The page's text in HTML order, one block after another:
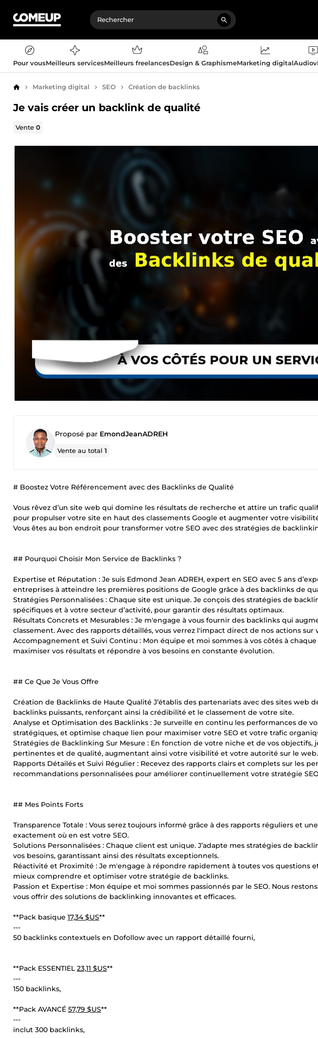
Pour vousMeilleurs servicesMeilleurs freelancesDesign & GraphismeMarketing digital
AccueilMarketing digital SEO Création de backlinks
Je vais créer un backlink de qualité
Vente0
Proposé par EmondJeanADREH
Vente au total1
# Boostez Votre Référencement avec des Backlinks de Qualité
Vous rêvez d’un site web qui domine les résultats de recherche et attire un trafic
pour propulser votre site en haut des classements Google et augmenter votre
Vous êtes au bon endroit pour transformer votre SEO avec des stratégies de
## Pourquoi Choisir Mon Service de Backlinks ?
Expertise et Réputation : Je suis Edmond Jean ADREH, expert en SEO avec 5 ans
entreprises à atteindre les premières positions de Google grâce à des backlinks de
Stratégies Personnalisées : Chaque site est unique. Je conçois des stratégies de
spécifiques et à votre secteur d’activité, pour garantir des résultats optimaux.
Résultats Concrets et Mesurables : Je m'engage à vous fournir des backlinks qui
classement. Avec des rapports détaillés, vous verrez l'impact direct de nos actions sur
Accompagnement et Suivi Continu : Mon équipe et moi sommes à vos côtés à
maximiser vos résultats et répondre à vos besoins en constante évolution.
## Ce Que Je Vous Offre
Création de Backlinks de Haute Qualité J’établis des partenariats avec des sites web
backlinks puissants, renforçant ainsi la crédibilité et le classement de votre site.
Analyse et Optimisation des Backlinks : Je surveille en continu les performances de
stratégiques, et optimise chaque lien pour maximiser votre SEO et votre trafic
Stratégies de Backlinking Sur Mesure : En fonction de votre niche et de vos objectifs,
pertinentes et de qualité, augmentant ainsi votre visibilité et votre autorité sur le web.
Rapports Détailés et Suivi Régulier : Recevez des rapports clairs et complets sur les
recommandations personnalisées pour améliorer continuellement votre stratégie
## Mes Points Forts
Transparence Totale : Vous serez toujours informé grâce à des rapports réguliers et
exactement où en est votre SEO.
Solutions Personnalisées : Chaque client est unique. J’adapte mes stratégies de
vos besoins, garantissant ainsi des résultats exceptionnels.
Réactivité et Proximité : Je m'engage à répondre rapidement à toutes vos questions
mieux comprendre et optimiser votre stratégie de backlinks.
Passion et Expertise : Mon équipe et moi sommes passionnés par le SEO. Nous
vous offrir des solutions de backlinking innovantes et efficaces.
**Pack basique 17,34 $US**
---
50 backlinks contextuels en Dofollow avec un rapport détaillé fourni,
**Pack ESSENTIEL23,11 $US**
---
150 backlinks,
**Pack AVANCÉ 57,79 $US**
---
inclut 300 backlinks,